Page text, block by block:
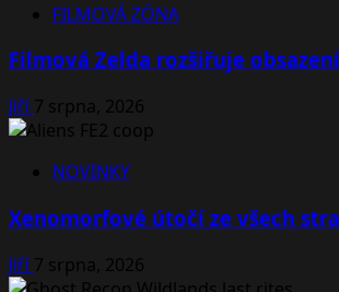
FILMOVÁ ZÓNA
Filmová Zelda rozšiřuje
Jiří7 srpna, 2026
NOVINKY
Xenomorfové útočí ze všech
Jiří7 srpna, 2026